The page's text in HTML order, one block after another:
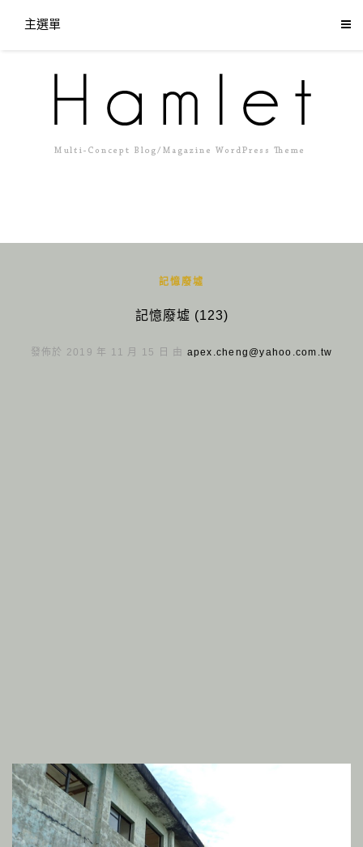
主選單
記憶廢墟
記憶廢墟 (123)
發佈於 2019 年 11 月 15 日 由 apex.cheng@yahoo.com.tw